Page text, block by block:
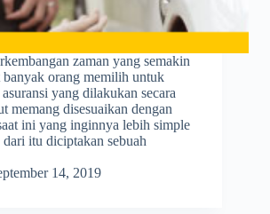
zaman yang semakin
banyak orang memilih untuk
yang dilakukan secara
memang disesuaikan dengan
ini yang inginnya lebih simple
itu diciptakan sebuah
14, 2019